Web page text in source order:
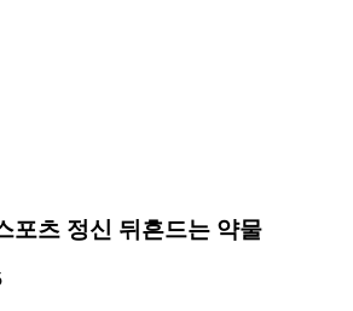
포츠 정신 뒤흔드는 약물